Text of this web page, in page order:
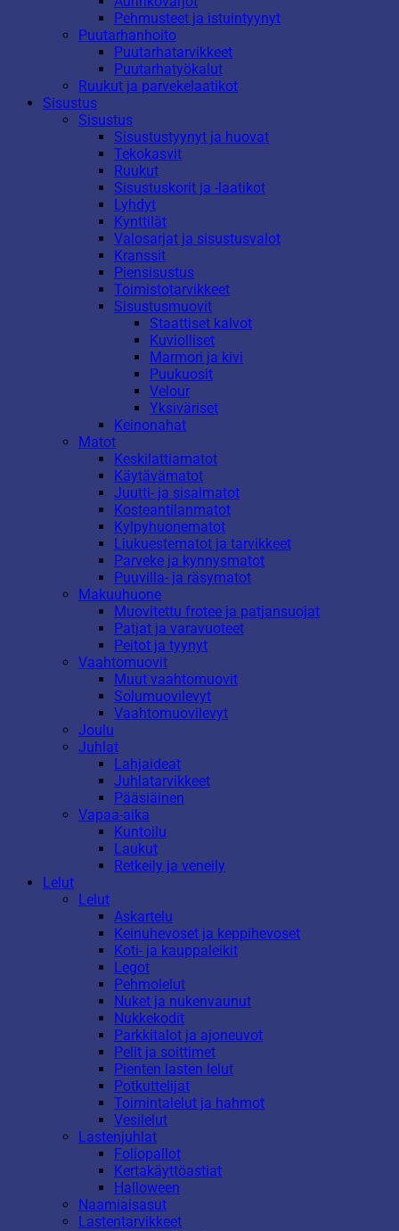
Pehmusteet ja istuintyynyt
Puutarhanhoito
Puutarhatarvikkeet
Puutarhatyökalut
Ruukut ja parvekelaatikot
Sisustus
Sisustus
Sisustustyynyt ja huovat
Tekokasvit
Ruukut
Sisustuskorit ja -laatikot
Lyhdyt
Kynttilät
Valosarjat ja sisustusvalot
Kranssit
Piensisustus
Toimistotarvikkeet
Sisustusmuovit
Staattiset kalvot
Kuviolliset
Marmori ja kivi
Puukuosit
Velour
Yksiväriset
Keinonahat
Matot
Keskilattiamatot
Käytävämatot
Juutti- ja sisalmatot
Kosteantilanmatot
Kylpyhuonematot
Liukuestematot ja tarvikkeet
Parveke ja kynnysmatot
Puuvilla- ja räsymatot
Makuuhuone
Muovitettu frotee ja patjansuojat
Patjat ja varavuoteet
Peitot ja tyynyt
Vaahtomuovit
Muut vaahtomuovit
Solumuovilevyt
Vaahtomuovilevyt
Joulu
Juhlat
Lahjaideat
Juhlatarvikkeet
Pääsiäinen
Vapaa-aika
Kuntoilu
Laukut
Retkeily ja veneily
Lelut
Lelut
Askartelu
Keinuhevoset ja keppihevoset
Koti- ja kauppaleikit
Legot
Pehmolelut
Nuket ja nukenvaunut
Nukkekodit
Parkkitalot ja ajoneuvot
Pelit ja soittimet
Pienten lasten lelut
Potkuttelijat
Toimintalelut ja hahmot
Vesilelut
Lastenjuhlat
Foliopallot
Kertakäyttöastiat
Halloween
Naamiaisasut
Lastentarvikkeet